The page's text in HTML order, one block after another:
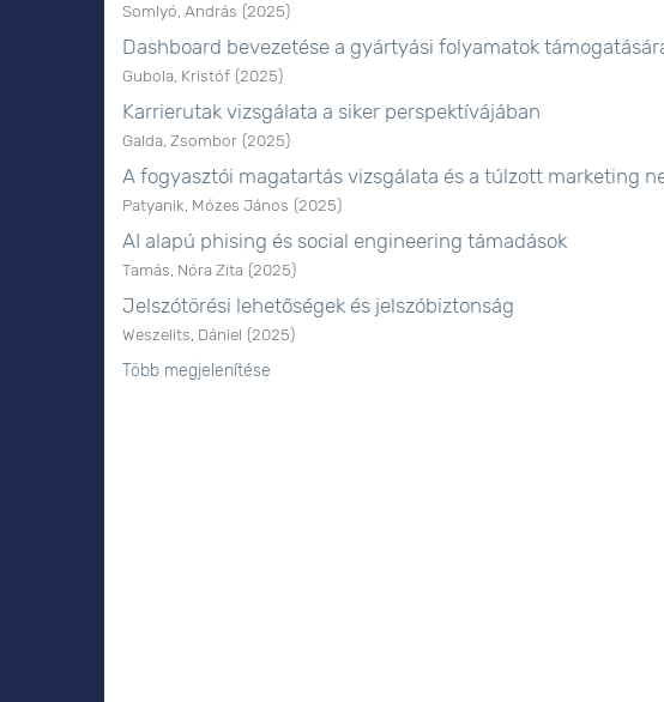
Somlyó, András (2025)
Dashboard bevezetése a gyártyási folyamatok
Gubola, Kristóf (2025)
Karrierutak vizsgálata a siker perspektívájában
Galda, Zsombor (2025)
A fogyasztói magatartás vizsgálata és a túlzott marketing
Patyanik, Mózes János (2025)
AI alapú phising és social engineering támadások
Tamás, Nóra Zita (2025)
Jelszótörési lehetőségek és jelszóbiztonság
Weszelits, Dániel (2025)
Több megjelenítése